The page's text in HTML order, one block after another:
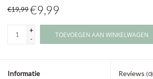
€19,99€9,99
+
-
TOEVOEGEN AAN WINKELWAGEN
Informatie Reviews (0)